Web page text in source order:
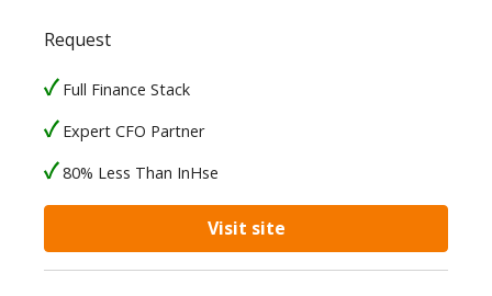
Request
Full Finance Stack
Expert CFO Partner
80% Less Than InHse
Visit site